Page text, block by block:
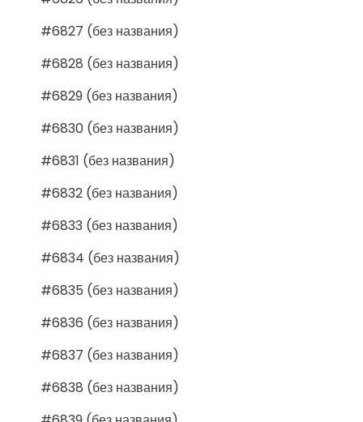
#6827 (без названия)
#6828 (без названия)
#6829 (без названия)
#6830 (без названия)
#6831 (без названия)
#6832 (без названия)
#6833 (без названия)
#6834 (без названия)
#6835 (без названия)
#6836 (без названия)
#6837 (без названия)
#6838 (без названия)